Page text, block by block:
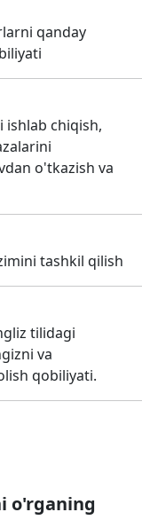
qanday
ishlab chiqish,
o'tkazish va
tashkil qilish
tilidagi
va
qobiliyati.
o'rganing